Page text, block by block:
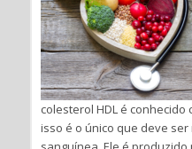
colesterol HDL é conhecido
isso é o único que deve